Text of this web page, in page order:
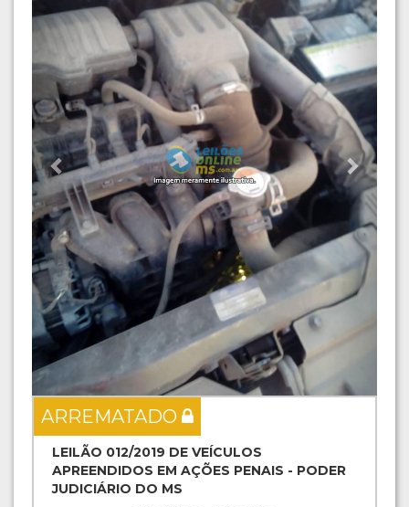
ARREMATADO
LEILÃO 012/2019 DE VEÍCULOS
APREENDIDOS EM AÇÕES PENAIS - PODER
JUDICIÁRIO DO MS